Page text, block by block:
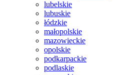
lubelskie
lubuskie
łódzkie
małopolskie
mazowieckie
opolskie
podkarpackie
podlaskie